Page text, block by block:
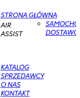
STRONA GŁÓWNA
AIR
ASSIST
KATALOG
SPRZEDAWCY
O NAS
KONTAKT